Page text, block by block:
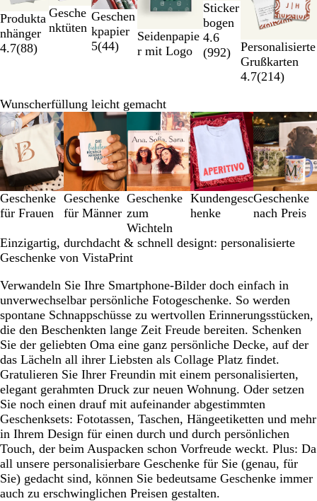
Produkta
nhänger
4.7(88)
Gesche
nktüten
Geschen
kpapier
5(44)
Seidenpapie
r mit Logo
Sticker
bogen
4.6
(992)
Personalisierte
Grußkarten
4.7(214)
2
von
6
Wunscherfüllung leicht gemacht
Geschenke
für Frauen
Geschenke
für Männer
Geschenke
zum
Wichteln
Kundengesc
henke
Geschenke
nach Preis
Galeriebilder
1
bis
3
von
5
Einzigartig, durchdacht & schnell designt: personalisierte
Geschenke von VistaPrint
Verwandeln Sie Ihre Smartphone-Bilder doch einfach in
unverwechselbar persönliche Fotogeschenke. So werden
spontane Schnappschüsse zu wertvollen Erinnerungsstücken,
die den Beschenkten lange Zeit Freude bereiten. Schenken
Sie der geliebten Oma eine ganz persönliche Decke, auf der
das Lächeln all ihrer Liebsten als Collage Platz findet.
Gratulieren Sie Ihrer Freundin mit einem personalisierten,
elegant gerahmten Druck zur neuen Wohnung. Oder setzen
Sie noch einen drauf mit aufeinander abgestimmten
Geschenksets: Fototassen, Taschen, Hängeetiketten und mehr
in Ihrem Design für einen durch und durch persönlichen
Touch, der beim Auspacken schon Vorfreude weckt. Plus: Da
all unsere personalisierbare Geschenke für Sie (genau, für
Sie) gedacht sind, können Sie bedeutsame Geschenke immer
auch zu erschwinglichen Preisen gestalten.